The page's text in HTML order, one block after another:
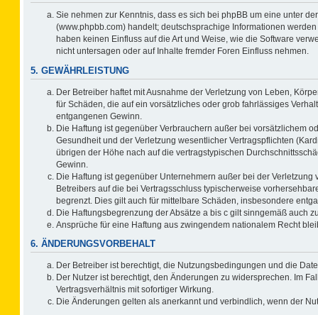
Sie nehmen zur Kenntnis, dass es sich bei phpBB um eine unter der
(www.phpbb.com) handelt; deutschsprachige Informationen
haben keinen Einfluss auf die Art und Weise, wie die Software
nicht untersagen oder auf Inhalte fremder Foren Einfluss nehmen.
5. GEWÄHRLEISTUNG
Der Betreiber haftet mit Ausnahme der Verletzung von Leben,
für Schäden, die auf ein vorsätzliches oder grob fahrlässiges
entgangenen Gewinn.
Die Haftung ist gegenüber Verbrauchern außer bei vorsätzlichem
Gesundheit und der Verletzung wesentlicher Vertragspflichten
übrigen der Höhe nach auf die vertragstypischen
Gewinn.
Die Haftung ist gegenüber Unternehmern außer bei der
Betreibers auf die bei Vertragsschluss typischerweise
begrenzt. Dies gilt auch für mittelbare Schäden, insbesondere
Die Haftungsbegrenzung der Absätze a bis c gilt sinngemäß auch
Ansprüche für eine Haftung aus zwingendem nationalem Recht
6. ÄNDERUNGSVORBEHALT
Der Betreiber ist berechtigt, die Nutzungsbedingungen und die
Der Nutzer ist berechtigt, den Änderungen zu widersprechen. Im
Vertragsverhältnis mit sofortiger Wirkung.
Die Änderungen gelten als anerkannt und verbindlich, wenn der